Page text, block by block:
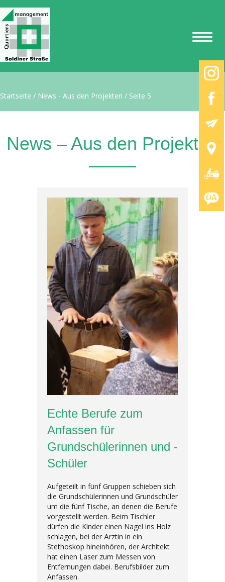
Startseite / News - Aus den Projekten / Seite 5
News – Aus den Projekten
Echte Berufe zum
Anfassen für
Grundschülerinnen und -
Schüler
Aufgeteilt in fünf Gruppen schieben sich
die Grundschülerinnen und Grundschüler
um die fünf Tische, an denen die Berufe
vorgestellt werden. Beim Tischler
dürfen die Kinder einen Nagel ins Holz
schlagen, bei der Ärztin in ein
Stethoskop hineinhören, der Architekt
hat einen Laser zum Messen von
Entfernungen dabei. Berufsbilder zum
Anfassen.